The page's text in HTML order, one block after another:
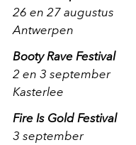
26 en 27 augustus
Antwerpen
Booty Rave Festival
2 en 3 september
Kasterlee
Fire Is Gold Festival
3 september